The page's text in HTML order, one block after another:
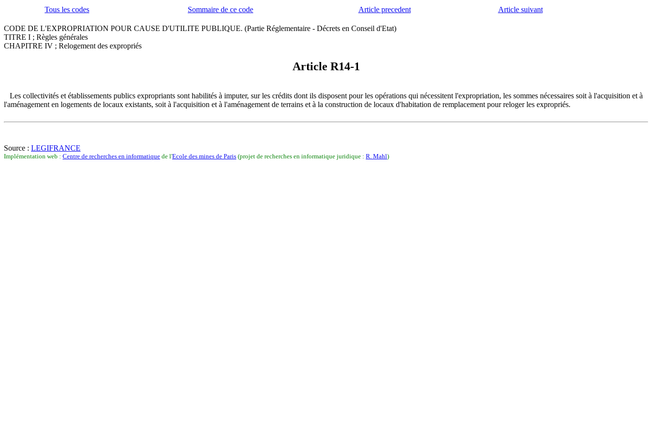
Tous les codes Sommaire de ce code Article precedent Article suivant
CODE DE L'EXPROPRIATION POUR CAUSE D'UTILITE PUBLIQUE. (Partie Réglementaire - Décrets en Conseil d'Etat)
TITRE I ; Règles générales
CHAPITRE IV ; Relogement des expropriés
Article R14-1
Les collectivités et établissements publics expropriants sont habilités à imputer, sur les crédits dont ils disposent pour les opérations qui nécessitent l'expropriation, les sommes nécessaires soit à l'acquisition et à
l'aménagement en logements de locaux existants, soit à l'acquisition et à l'aménagement de terrains et à la construction de locaux d'habitation de remplacement pour reloger les expropriés.
Source : LEGIFRANCE
Implémentation web : Centre de recherches en informatique de l'Ecole des mines de Paris (projet de recherches en informatique juridique : R. Mahl)